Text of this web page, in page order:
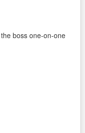
boss one-on-one